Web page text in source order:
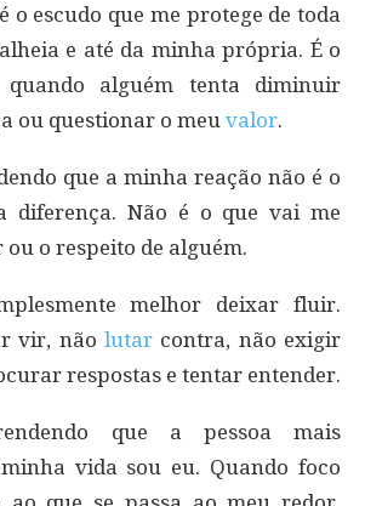
o escudo que me protege de toda
e até da minha própria. É o
alguém tenta diminuir
ou questionar o meu valor.
que a minha reação não é o
diferença. Não é o que vai me
o respeito de alguém.
melhor deixar fluir.
vir, não lutarcontra, não exigir
respostas e tentar entender.
que a pessoa mais
vida sou eu. Quando foco